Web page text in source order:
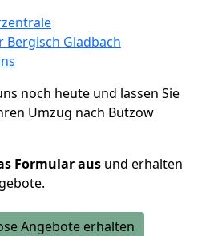
Bergisch Gladbach
noch heute und lassen Sie
Umzug nach Bützow
Formular aus und erhalten
Angebote erhalten